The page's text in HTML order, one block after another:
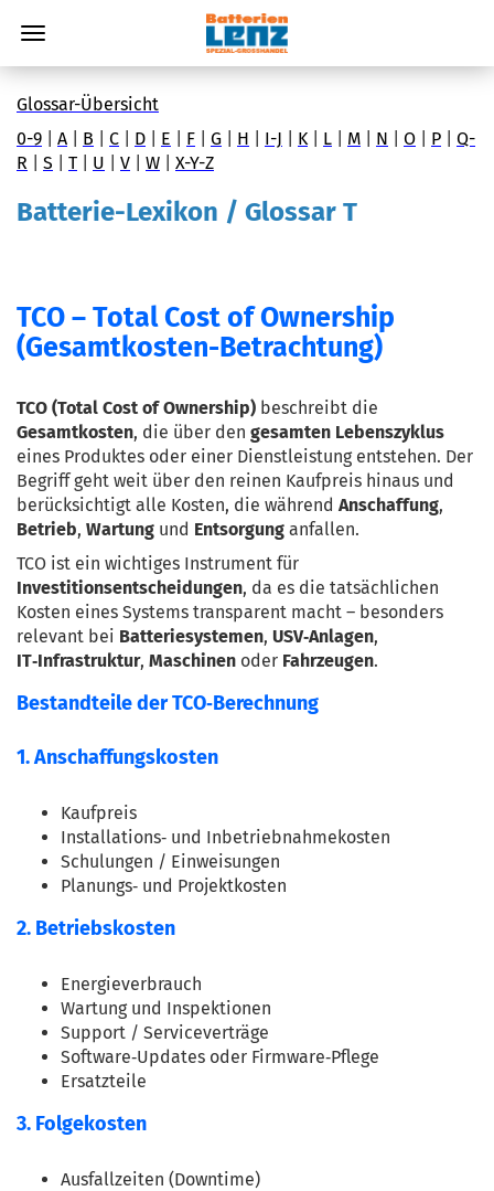
Glossar-Übersicht
0-9
A B C D E F G H I-J K| L M N O P
Q-
R
S T U V W X-Y-Z
Batterie-Lexikon / Glossar T
TCO – Total Cost of Ownership
(Gesamtkosten-Betrachtung)
TCO (Total Cost of Ownership)
Gesamtkosten, die über den gesamten Lebenszyklus
eines Produktes oder einer Dienstleistung entstehen. Der
Begriff geht weit über den reinen Kaufpreis hinaus und
berücksichtigt alle Kosten, die während Anschaffung
Betrieb, Wartung und Entsorgung anfallen.
Investitionsentscheidungen, da es die tatsächlichen
Kosten eines Systems transparent macht – besonders
relevant bei Batteriesystemen, USV‑Anlagen
IT‑Infrastruktur, Maschinen oder Fahrzeugen.
Bestandteile der TCO‑Berechnung
1. Anschaffungskosten
Kaufpreis
Installations‑ und Inbetriebnahmekosten
Schulungen / Einweisungen
Planungs‑ und Projektkosten
2. Betriebskosten
Energieverbrauch
Wartung und Inspektionen
Support / Serviceverträge
Software‑Updates oder Firmware‑Pflege
Ersatzteile
3. Folgekosten
Ausfallzeiten (Downtime)